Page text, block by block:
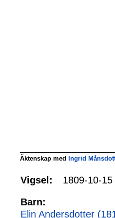
Äktenskap med Ingrid
Vigsel: 1809-10-
Barn:
Elin Andersdotter